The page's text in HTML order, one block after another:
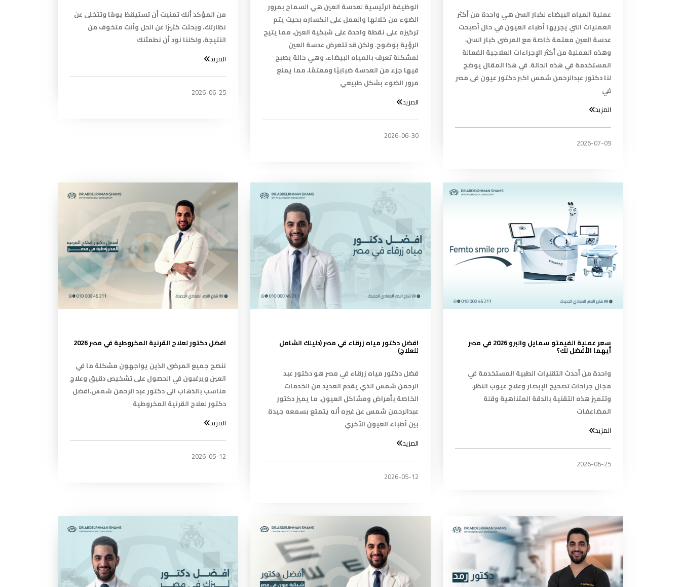
عملية المياه البيضاء لكبار السن هي واحدة من أكثر
العمليات التي يجريها أطباء العيون في حال أصبحت
عدسة العين معتمة خاصة مع المرضى كبار السن،
وهذه العملية من أكثر الإجراءات العلاجية الفعالة
المستخدمة في هذه الحالة. في هذا المقال يوضح
لنا دكتور عبدالرحمن شمس اكبر دكتور عيون فى مصر
في
المزيد
2026-07-09
الوظيفة الرئيسية لعدسة العين هي السماح بمرور
الضوء من خلالها والعمل على انكساره بحيث يتم
تركيزه على نقطة واحدة على شبكية العين، مما يتيح
الرؤية بوضوح. ولكن قد تتعرض عدسة العين
لمشكلة تعرف بالمياه البيضاء، وهي حالة يصبح
فيها جزء من العدسة ضبابيًا ومعتمًا، مما يمنع
مرور الضوء بشكل طبيعي
المزيد
2026-06-30
من المؤكد أنك تمنيت أن تستيقظ يومًا وتتخلى عن
نظارتك، وبحثت كثيرًا عن الحل وأنت متخوف من
النتيجة، ولكننا نود أن نطمئنك
المزيد
2026-06-25
سعر عملية الفيمتو سمايل والبرو 2026 في مصر
أيهما الأفضل لك؟
واحدة من أحدث التقنيات الطبية المستخدمة في
مجال جراحات تصحيح الإبصار وعلاج عيوب النظر.
وتتميز هذه التقنية بالدقة المتناهية وقلة
المضاعفات
المزيد
2026-06-25
افضل دكتور مياه زرقاء في مصر (دليلك الشامل
للعلاج)
فضل دكتور مياه زرقاء في مصر هو دكتور عبد
الرحمن شمس الذي يقدم العديد من الخدمات
الخاصة بأمراض ومشاكل العيون. ما يميز دكتور
عبدالرحمن شمس عن غيره أنه يتمتع بسمعه جيدة
بين أطباء العيون الآخري
المزيد
2026-05-12
افضل دكتور لعلاج القرنية المخروطية في مصر 2026
ننصح جميع المرضى الذين يواجهون مشكلة ما في
العين ويرغبون في الحصول على تشخيص دقيق وعلاج
مناسب بالذهاب الى دكتور عبد الرحمن شمس،افضل
دكتور لعلاج القرنية المخروطية
المزيد
2026-05-12